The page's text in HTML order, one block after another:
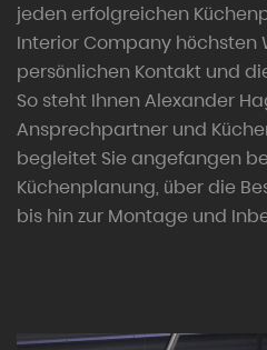
jeden erfolgreichen
Interior Company höchsten
persönlichen Kontakt und
So steht Ihnen Alexander
Ansprechpartner und
begleitet Sie angefangen
Küchenplanung, über die
bis hin zur Montage und